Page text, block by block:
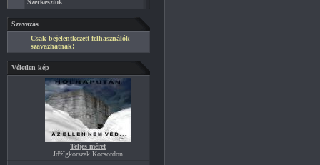
Szerkesztők
Szavazás
Csak bejelentkezett felhasználók
szavazhatnak!
Véletlen kép
Teljes méret
Jďż˝gkorszak Kocsordon